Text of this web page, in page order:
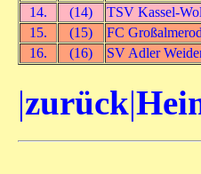
14.
(14)
TSV Kassel-
15.
(15)
FC
16.
(16) SV Adler
|zurück|